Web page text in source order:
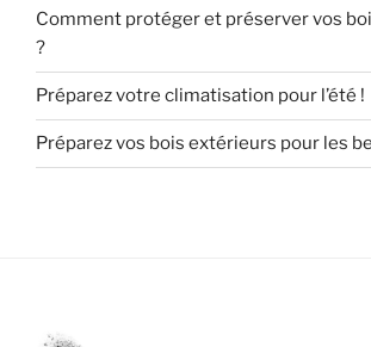
Comment protéger et préserver vos
?
Préparez votre climatisation pour l’été !
Préparez vos bois extérieurs pour les